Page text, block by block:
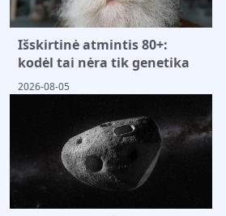
Išskirtinė atmintis 80+:
kodėl tai nėra tik genetika
2026-08-05